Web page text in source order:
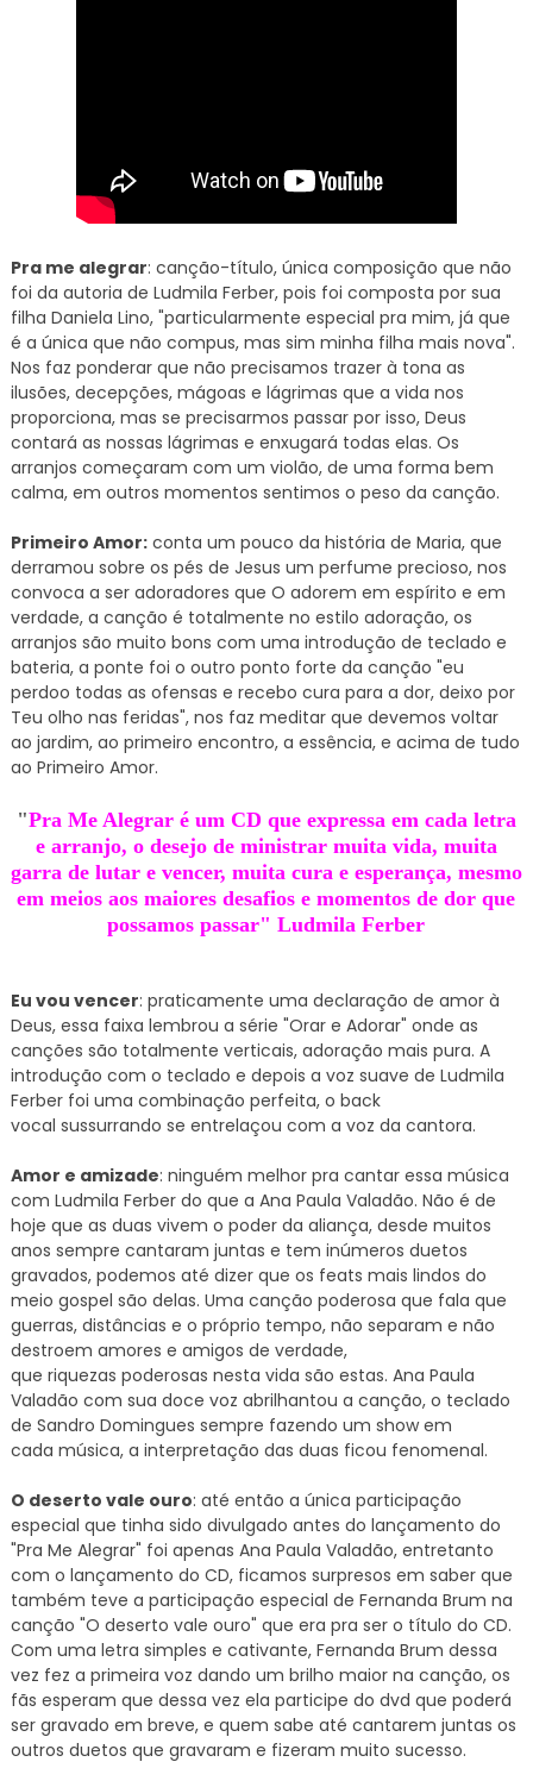
Pra me alegrar: canção-título, única composição que não
foi da autoria de Ludmila Ferber, pois foi composta por sua
filha Daniela Lino, "particularmente especial pra mim, já que
é a única que não compus, mas sim minha filha mais nova".
Nos faz ponderar que não precisamos trazer à tona as
ilusões, decepções, mágoas e lágrimas que a vida nos
proporciona, mas se precisarmos passar por isso, Deus
contará as nossas lágrimas e enxugará todas elas. Os
arranjos começaram com um violão, de uma forma bem
calma, em outros momentos sentimos o peso da canção.
Primeiro Amor:conta um pouco da história de Maria, que
derramou sobre os pés de Jesus um perfume precioso, nos
convoca a ser adoradores que O adorem em espírito e em
verdade, a canção é totalmente no estilo adoração, os
arranjos são muito bons com uma introdução de teclado e
bateria, a ponte foi o outro ponto forte da canção "eu
perdoo todas as ofensas e recebo cura para a dor, deixo por
Teu olho nas feridas", nos faz meditar que devemos voltar
ao jardim, ao primeiro encontro, a essência, e acima de tudo
ao Primeiro Amor.
"Pra Me Alegrar é um CD que expressa em cada letra
e arranjo, o desejo de ministrar muita vida, muita
garra de lutar e vencer, muita cura e esperança, mesmo
em meios aos maiores desafios e momentos de dor que
possamos passar" Ludmila Ferber
Eu vou vencer: praticamente uma declaração de amor à
Deus, essa faixa lembrou a série "Orar e Adorar" onde as
canções são totalmente verticais, adoração mais pura. A
introdução com o teclado e depois a voz suave de Ludmila
Ferber foi uma combinação perfeita, o back
vocal sussurrando se entrelaçou com a voz da cantora.
Amor e amizade: ninguém melhor pra cantar essa música
com Ludmila Ferber do que a Ana Paula Valadão. Não é de
hoje que as duas vivem o poder da aliança, desde muitos
anos sempre cantaram juntas e tem inúmeros duetos
gravados, podemos até dizer que os feats mais lindos do
meio gospel são delas. Uma canção poderosa que fala que
guerras, distâncias e o próprio tempo, não separam e não
destroem amores e amigos de verdade,
que riquezas poderosas nesta vida são estas. Ana Paula
Valadão com sua doce voz abrilhantou a canção, o teclado
de Sandro Domingues sempre fazendo um show em
cada música, a interpretação das duas ficou fenomenal.
O deserto vale ouro: até então a única participação
especial que tinha sido divulgado antes do lançamento do
"Pra Me Alegrar" foi apenas Ana Paula Valadão, entretanto
com o lançamento do CD, ficamos surpresos em saber que
também teve a participação especial de Fernanda Brum na
canção "O deserto vale ouro" que era pra ser o título do CD.
Com uma letra simples e cativante, Fernanda Brum dessa
vez fez a primeira voz dando um brilho maior na canção, os
fãs esperam que dessa vez ela participe do dvd que poderá
ser gravado em breve, e quem sabe até cantarem juntas os
outros duetos que gravaram e fizeram muito sucesso.